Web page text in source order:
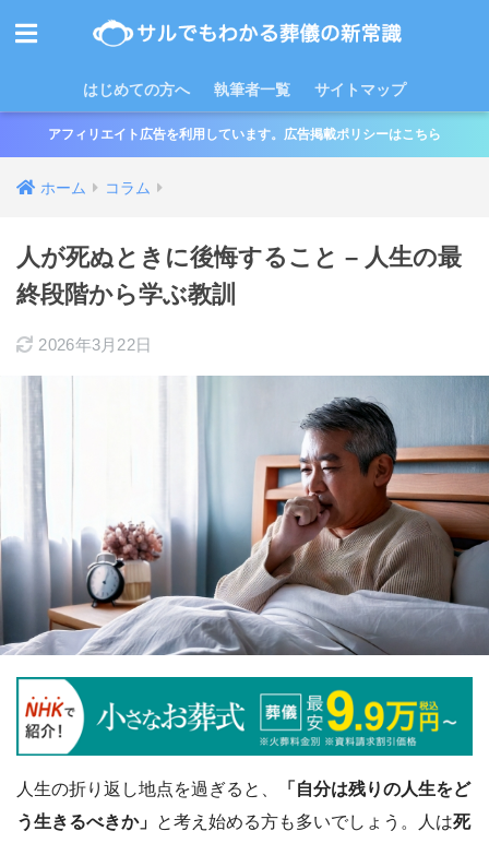
はじめての方へ 執筆者一覧 サイトマップ
アフィリエイト広告を利用しています。広告掲載ポリシーはこちら
ホーム コラム
人が死ぬときに後悔すること – 人生の最
終段階から学ぶ教訓
2026年3月22日
人生の折り返し地点を過ぎると、
「自分は残りの人生をど
う生きるべきか」 と考え始める方も多いでしょう。人は死